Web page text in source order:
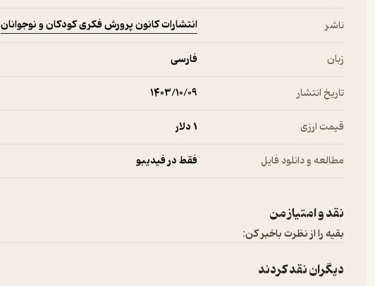
ناشر انتشارات کانون پرورش فکری کودکان و نوجوانان
زبان فارسی
تاریخ انتشار ۱۴۰۳/۱۰/۰۹
قیمت ارزی 1 دلار
مطالعه و دانلود فایل فقط در فیدیبو
نقد و امتیاز من
بقیه را از نظرت باخبر کن:
دیگران نقد کردند